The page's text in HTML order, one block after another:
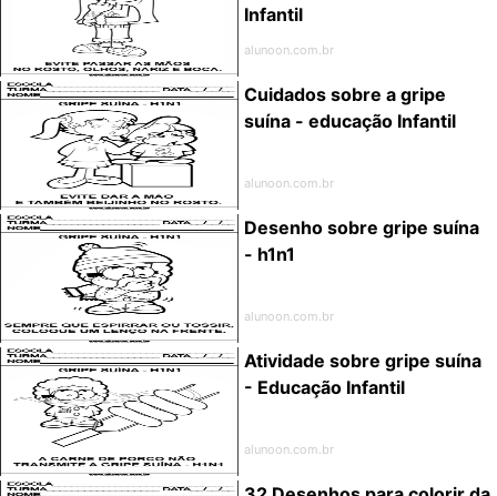
Infantil
alunoon.com.br
Cuidados sobre a gripe
suína - educação Infantil
alunoon.com.br
Desenho sobre gripe suína
- h1n1
alunoon.com.br
Atividade sobre gripe suína
- Educação Infantil
alunoon.com.br